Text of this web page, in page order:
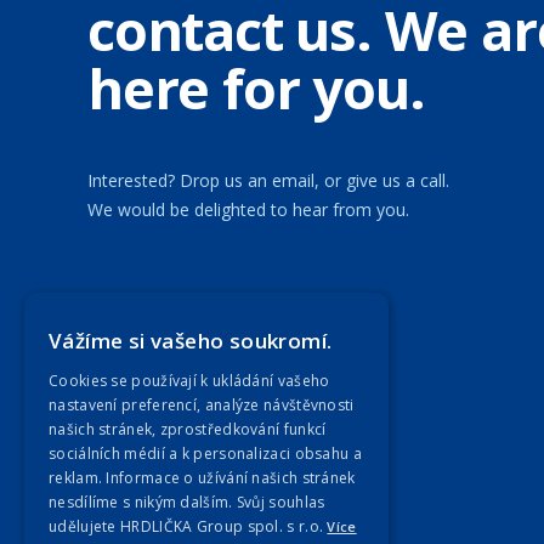
contact us. We
here for you.
Interested? Drop us an email, or give us a call.
We would be delighted to hear from you.
Our Companies
Vážíme si vašeho soukromí.
Cookies se používají k ukládání vašeho
nastavení preferencí, analýze návštěvnosti
našich stránek, zprostředkování funkcí
sociálních médií a k personalizaci obsahu a
reklam. Informace o užívání našich stránek
nesdílíme s nikým dalším. Svůj souhlas
udělujete HRDLIČKA Group spol. s r.o.Více